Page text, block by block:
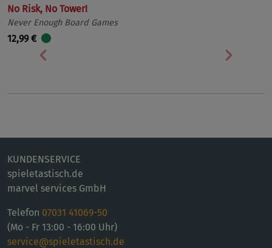
No Risk, No Tower!
Never Enough Board Games
12,99 €
Vorherige
KUNDENSERVICE
spieletastisch.de
marvel services GmbH
Telefon 07031 41069-50
(Mo - Fr 13:00 - 16:00 Uhr)
service@spieletastisch.de